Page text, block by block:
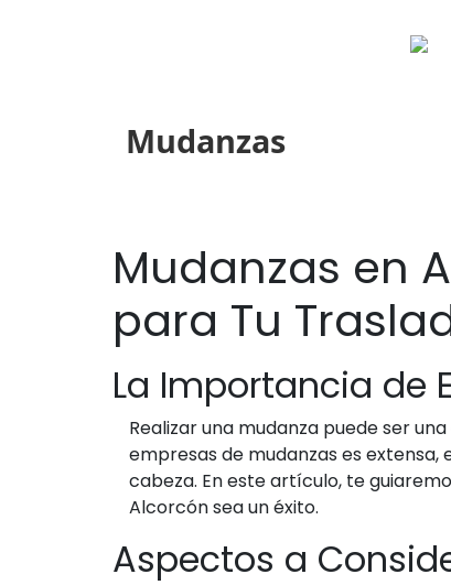
Mudanzas
Mudanzas en
para Tu
La Importancia de
Realizar una mudanza puede ser
empresas de mudanzas es
cabeza. En este artículo, te
Alcorcón sea un éxito.
Aspectos a